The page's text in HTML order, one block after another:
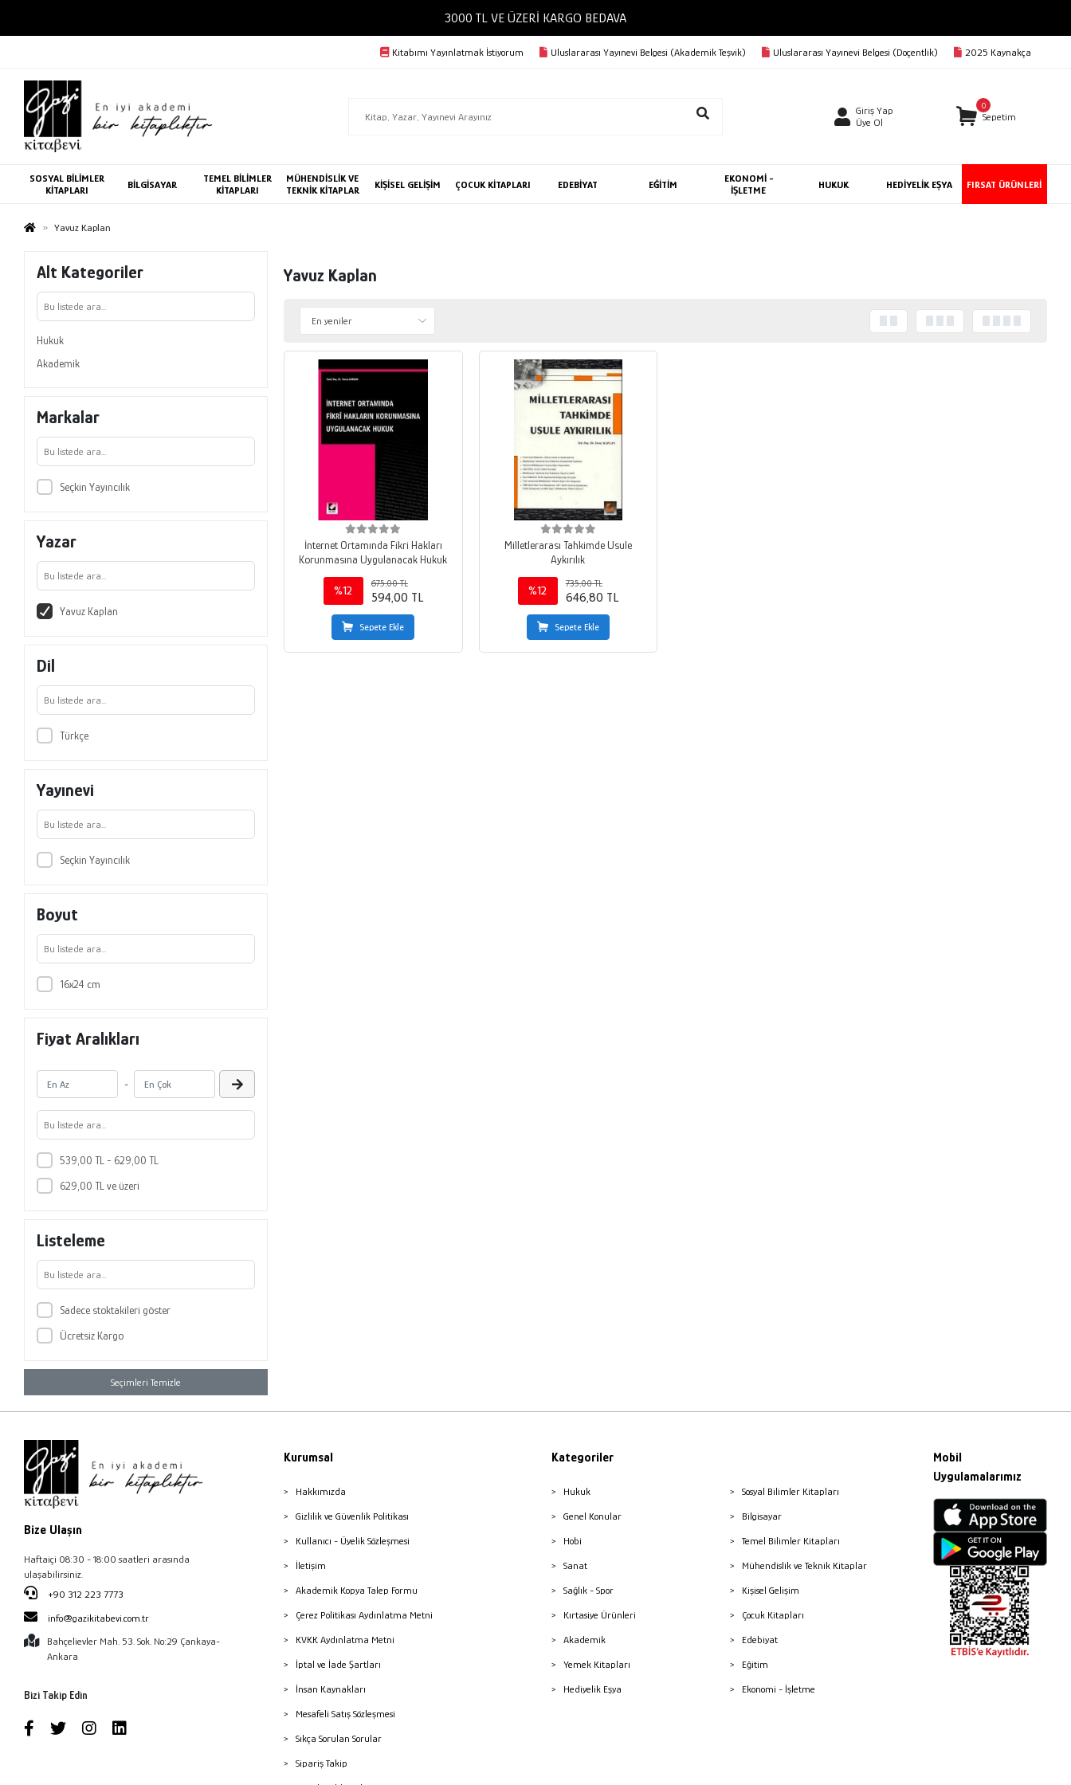
3000 TL VE ÜZERİ KARGO BEDAVA
Kitabımı Yayınlatmak İstiyorum Uluslararası Yayınevi Belgesi (Akademik Teşvik) Uluslararası Yayınevi Belgesi (Doçentlik) 2025 Kaynakça
Giriş Yap
Üye Ol
0
Sepetim
SOSYAL BİLİMLER
KİTAPLARI
BİLGİSAYAR
TEMEL BİLİMLER
KİTAPLARI
MÜHENDİSLİK VE
TEKNİK KİTAPLAR
KİŞİSEL GELİŞİM ÇOCUK KİTAPLARI EDEBİYAT EĞİTİM
EKONOMİ -
İŞLETME
HUKUK HEDİYELİK EŞYA FIRSAT ÜRÜNLERİ
Yavuz Kaplan
Alt Kategoriler
Hukuk
Akademik
Markalar
Seçkin Yayıncılık
Yazar
Yavuz Kaplan
Dil
Türkçe
Yayınevi
Seçkin Yayıncılık
Boyut
16x24 cm
Fiyat Aralıkları
-
539,00 TL - 629,00 TL
629,00 TL ve üzeri
Listeleme
Sadece stoktakileri göster
Ücretsiz Kargo
Seçimleri Temizle
Yavuz Kaplan
İnternet Ortamında Fikri Hakları
Korunmasına Uygulanacak Hukuk
%12
675,00 TL
594,00 TL
Sepete Ekle
Milletlerarası Tahkimde Usule
Aykırılık
%12
735,00 TL
646,80 TL
Sepete Ekle
Bize Ulaşın
Haftaiçi 08:30 - 18:00 saatleri arasında
ulaşabilirsiniz.
+90 312 223 7773
info@gazikitabevi.com.tr
Bahçelievler Mah. 53. Sok. No:29 Çankaya-
Ankara
Bizi Takip Edin
Kurumsal
Hakkımızda
Gizlilik ve Güvenlik Politikası
Kullanıcı - Üyelik Sözleşmesi
İletişim
Akademik Kopya Talep Formu
Çerez Politikası Aydınlatma Metni
KVKK Aydınlatma Metni
İptal ve İade Şartları
İnsan Kaynakları
Mesafeli Satış Sözleşmesi
Sıkça Sorulan Sorular
Sipariş Takip
Kategoriler
Hukuk
Genel Konular
Hobi
Sanat
Sağlık - Spor
Kırtasiye Ürünleri
Akademik
Yemek Kitapları
Hediyelik Eşya
Sosyal Bilimler Kitapları
Bilgisayar
Temel Bilimler Kitapları
Mühendislik ve Teknik Kitaplar
Kişisel Gelişim
Çocuk Kitapları
Edebiyat
Eğitim
Ekonomi - İşletme
Mobil
Uygulamalarımız